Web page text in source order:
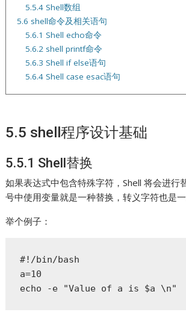
5.5.4 Shell数组
5.6 shell命令及相关语句
5.6.1 Shell echo命令
5.6.2 shell printf命令
5.6.3 Shell if else语句
5.6.4 Shell case esac语句
5.5 shell程序设计基础
5.5.1 Shell替换
如果表达式中包含特殊字符，Shell 将会进行
号中使用变量就是一种替换，转义字符也是一
举个例子：
#!/bin/bash
a=10
echo -e "Value of a is $a \n"